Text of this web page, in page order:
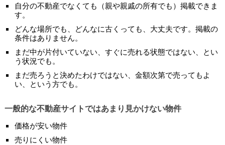
自分の不動産でなくても（親や親戚の所有でも）掲載できま
す。
どんな場所でも、どんなに古くっても、大丈夫です。掲載の
条件はありません。
まだ中が片付いていない、すぐに売れる状態ではない、とい
う状況でも。
まだ売ろうと決めたわけではない、金額次第で売ってもよ
い、という方でも。
一般的な不動産サイトではあまり見かけない物件
価格が安い物件
売りにくい物件